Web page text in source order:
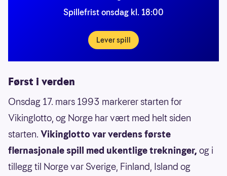
Spillefrist onsdag kl. 18:00
Lever spill
Først i verden
Onsdag 17. mars 1993 markerer starten for
Vikinglotto, og Norge har vært med helt siden
starten. Vikinglotto var verdens første
flernasjonale spill med ukentlige trekninger, og i
tillegg til Norge var Sverige, Finland, Island og